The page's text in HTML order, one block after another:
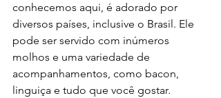
conhecemos aqui, é adorado por
diversos países, inclusive o Brasil. Ele
pode ser servido com inúmeros
molhos e uma variedade de
acompanhamentos, como bacon,
linguiça e tudo que você gostar.